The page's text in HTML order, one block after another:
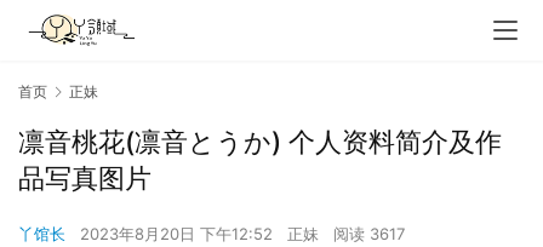
首页 正妹
凛音桃花(凛音とうか) 个人资料简介及作
品写真图片
丫馆长 2023年8月20日 下午12:52 正妹 阅读 3617